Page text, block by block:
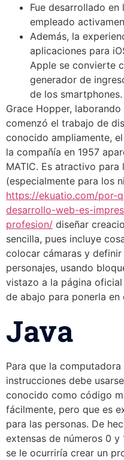
Fue desarrollado
empleado
Además, la
aplicaciones para
Apple se convierte
generador de
de los smartphones.
Grace Hopper,
comenzó el trabajo de
conocido ampliamente,
la compañía en 1957
MATIC. Es atractivo
(especialmente para los
https://ekuatio.com/por-
desarrollo-web-es-
profesion/ diseñar
sencilla, pues incluye
colocar cámaras y
personajes, usando
vistazo a la página
de abajo para ponerla en
Java
Para que la
instrucciones debe
conocido como código
fácilmente, pero que es
para las personas. De
extensas de números 0 y
se le ocurriría crear un